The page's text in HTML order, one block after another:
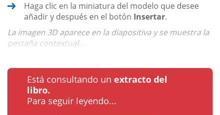
Haga clic en la miniatura del modelo que desee
añadir y después en el botón Insertar.
La imagen 3D aparece en la diapositiva y se muestra la
pestaña contextual...
Está consultando un extracto del
libro.
Para seguir leyendo...